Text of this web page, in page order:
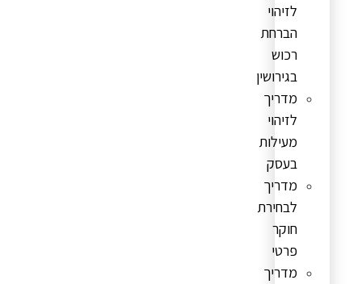
לזיהוי
הברחת
רכוש
בגירושין
מדריך
לזיהוי
מעילות
בעסק
מדריך
לבחירת
חוקר
פרטי
מדריך